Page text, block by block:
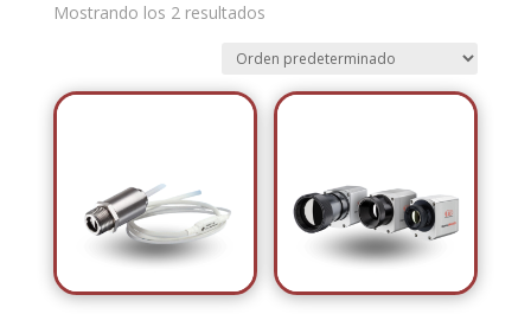
Mostrando los 2 resultados